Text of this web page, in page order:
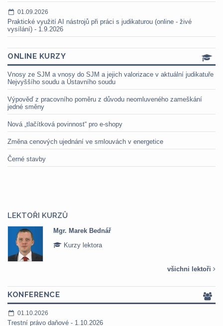
01.09.2026
Praktické využití AI nástrojů při práci s judikaturou (online - živé
vysílání) - 1.9.2026
ONLINE KURZY
Vnosy ze SJM a vnosy do SJM a jejich valorizace v aktuální judikatuře
Nejvyššího soudu a Ústavního soudu
Výpověď z pracovního poměru z důvodu neomluveného zameškání
jedné směny
Nová „tlačítková povinnost“ pro e-shopy
Změna cenových ujednání ve smlouvách v energetice
Černé stavby
LEKTOŘI KURZŮ
Mgr. Marek Bednář
Kurzy lektora
všichni lektoři
KONFERENCE
01.10.2026
Trestní právo daňové - 1.10.2026